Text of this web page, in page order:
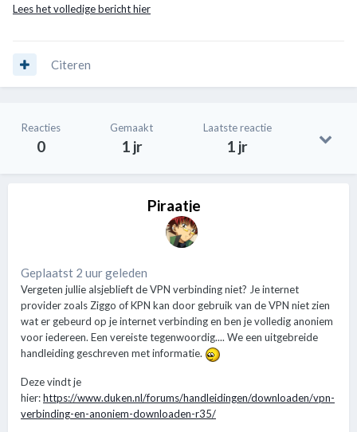
Lees het volledige bericht hier
Citeren
Reacties
0
Gemaakt
1 jr
Laatste reactie
1 jr
Piraatje
Geplaatst 2 uur geleden
Vergeten jullie alsjeblieft de VPN verbinding niet? Je internet
provider zoals Ziggo of KPN kan door gebruik van de VPN niet zien
wat er gebeurd op je internet verbinding en ben je volledig anoniem
voor iedereen. Een vereiste tegenwoordig.... We een uitgebreide
handleiding geschreven met informatie.
Deze vindt je
hier:https://www.duken.nl/forums/handleidingen/downloaden/vpn-
verbinding-en-anoniem-downloaden-r35/